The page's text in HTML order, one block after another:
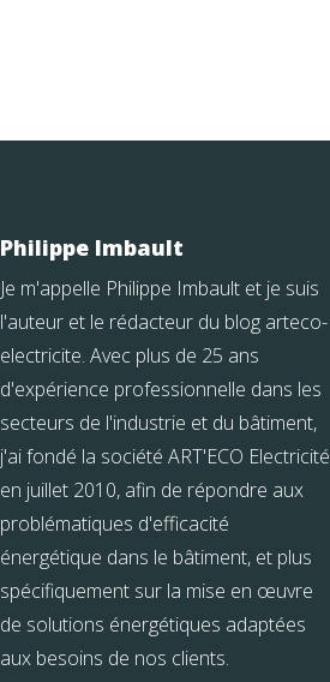
Philippe Imbault
Je m'appelle Philippe Imbault et je suis
l'auteur et le rédacteur du blog arteco-
electricite. Avec plus de 25 ans
d'expérience professionnelle dans les
secteurs de l'industrie et du bâtiment,
j'ai fondé la société ART'ECO Electricité
en juillet 2010, afin de répondre aux
problématiques d'efficacité
énergétique dans le bâtiment, et plus
spécifiquement sur la mise en œuvre
de solutions énergétiques adaptées
aux besoins de nos clients.